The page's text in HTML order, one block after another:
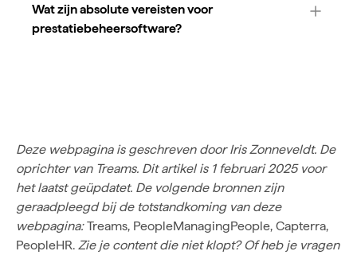
Wat zijn absolute vereisten voor
prestatiebeheersoftware?
Deze webpagina is geschreven doorIris Zonneveldt. De
oprichter van Treams. Dit artikel is 1 februari 2025 voor
het laatst geüpdatet. De volgende bronnen zijn
geraadpleegd bij de totstandkoming van deze
webpagina:Treams, PeopleManagingPeople, Capterra,
PeopleHR. Zie je content die niet klopt? Of heb je vragen